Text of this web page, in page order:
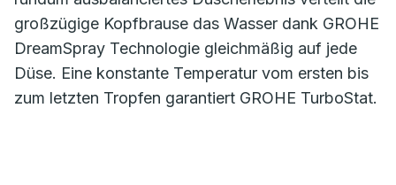
großzügige Kopfbrause das Wasser dank GROHE
DreamSpray Technologie gleichmäßig auf jede
Düse. Eine konstante Temperatur vom ersten bis
zum letzten Tropfen garantiert GROHE TurboStat.